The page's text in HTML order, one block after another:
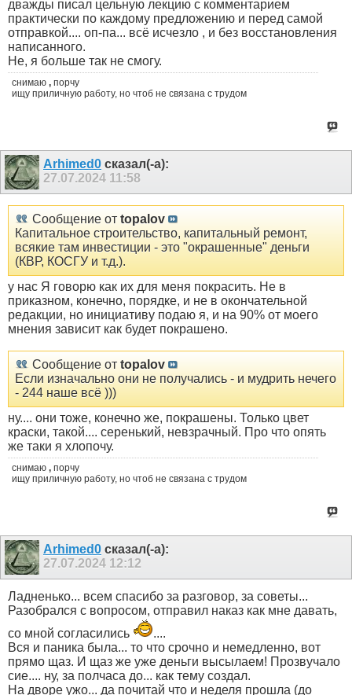
дважды писал цельную лекцию с комментарием
практически по каждому предложению и перед самой
отправкой.... оп-па... всё исчезло , и без восстановления
написанного.
Не, я больше так не смогу.
снимаю , порчу
ищу приличную работу, но чтоб не связана с трудом
Arhimed0 сказал(-а):
27.07.2024 11:58
Сообщение от topalov
Капитальное строительство, капитальный ремонт,
всякие там инвестиции - это "окрашенные" деньги
(КВР, КОСГУ и т.д.).
у нас Я говорю как их для меня покрасить. Не в
приказном, конечно, порядке, и не в окончательной
редакции, но инициативу подаю я, и на 90% от моего
мнения зависит как будет покрашено.
Сообщение от topalov
Если изначально они не получались - и мудрить нечего
- 244 наше всё )))
ну.... они тоже, конечно же, покрашены. Только цвет
краски, такой.... серенький, невзрачный. Про что опять
же таки я хлопочу.
снимаю , порчу
ищу приличную работу, но чтоб не связана с трудом
Arhimed0 сказал(-а):
27.07.2024 12:12
Ладненько... всем спасибо за разговор, за советы...
Разобрался с вопросом, отправил наказ как мне давать,
со мной согласились
....
Вся и паника была... то что срочно и немедленно, вот
прямо щаз. И щаз же уже деньги высылаем! Прозвучало
сие.... ну, за полчаса до... как тему создал.
На дворе ужо... да почитай что и неделя прошла (до